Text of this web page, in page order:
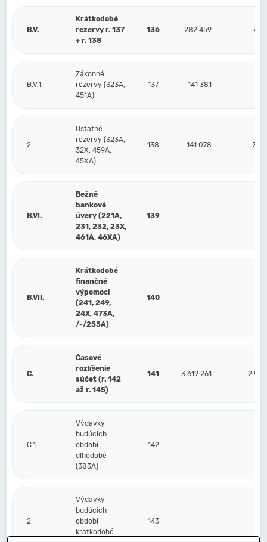
B.V.
Krátkodobé
rezervy r. 137
+ r. 138
136 282 459
B.V.1.
Zákonné
rezervy (323A,
451A)
137 141 381
2.
Ostatné
rezervy (323A,
32X, 459A,
45XA)
138 141 078 320
B.VI.
Bežné
bankové
úvery (221A,
231, 232, 23X,
461A, 46XA)
139
B.VII.
Krátkodobé
finančné
výpomoci
(241, 249,
24X, 473A,
/-/255A)
140
C.
Časové
rozlíšenie
súčet (r. 142
až r. 145)
141 3 619 261 2
C.1.
Výdavky
budúcich
období
dlhodobé
(383A)
142
2.
Výdavky
budúcich
období
kratkodobé
143